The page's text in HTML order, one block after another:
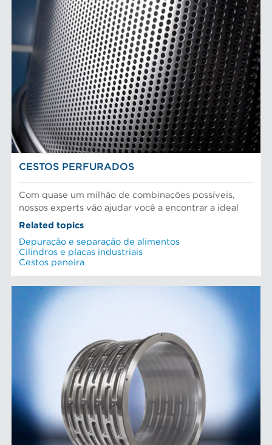
CESTOS PERFURADOS
Com quase um milhão de combinações possíveis,
nossos experts vão ajudar você a encontrar a ideal
Related topics
Depuração e separação de alimentos
Cilindros e placas industriais
Cestos peneira